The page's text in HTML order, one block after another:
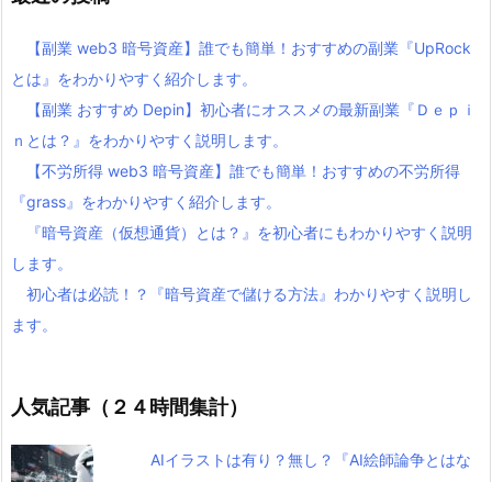
【副業 web3 暗号資産】誰でも簡単！おすすめの副業『UpRock
とは』をわかりやすく紹介します。
【副業 おすすめ Depin】初心者にオススメの最新副業『Ｄｅｐｉ
ｎとは？』をわかりやすく説明します。
【不労所得 web3 暗号資産】誰でも簡単！おすすめの不労所得
『grass』をわかりやすく紹介します。
『暗号資産（仮想通貨）とは？』を初心者にもわかりやすく説明
します。
初心者は必読！？『暗号資産で儲ける方法』わかりやすく説明し
ます。
人気記事（２４時間集計）
AIイラストは有り？無し？『AI絵師論争とはな